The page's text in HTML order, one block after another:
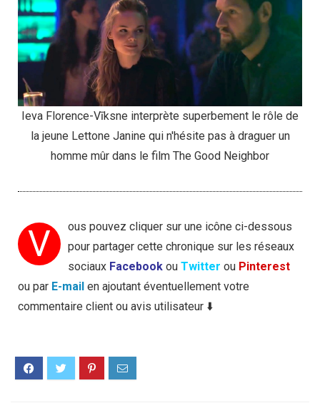
Ieva Florence-Vīksne interprète superbement le rôle de
la jeune Lettone Janine qui n'hésite pas à draguer un
homme mûr dans le film The Good Neighbor
V
ous pouvez cliquer sur une icône ci-dessous
pour partager cette chronique sur les réseaux
sociaux Facebook ou Twitter ou Pinterest
ou par E-mail en ajoutant éventuellement votre
commentaire client ou avis utilisateur ⬇️